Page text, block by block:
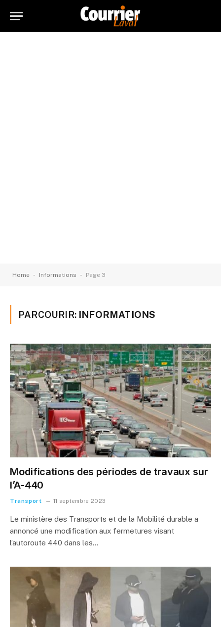
Home - Informations - Page 3
PARCOURIR: INFORMATIONS
Modifications des périodes de travaux sur
l’A-440
Transport 11 septembre 2023
Le ministère des Transports et de la Mobilité durable a
annoncé une modification aux fermetures visant
l’autoroute 440 dans les…